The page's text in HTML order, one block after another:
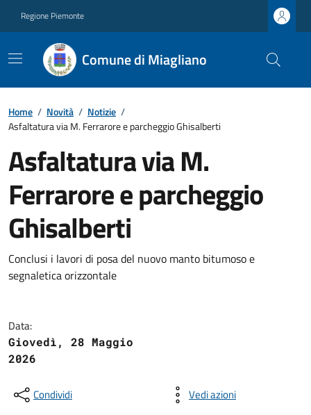
Regione Piemonte
Comune di Miagliano
Home / Novità / Notizie /
Asfaltatura via M. Ferrarore e parcheggio Ghisalberti
Asfaltatura via M.
Ferrarore e parcheggio
Ghisalberti
Conclusi i lavori di posa del nuovo manto bitumoso e
segnaletica orizzontale
Data:
Giovedì, 28 Maggio
2026
Condividi Vedi azioni